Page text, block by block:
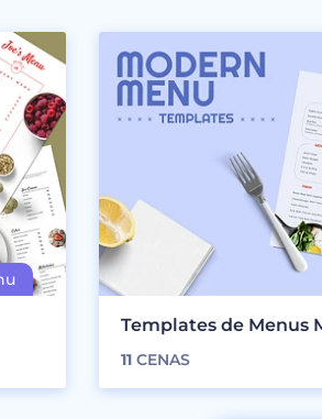
Templates de Menus
11 CENAS